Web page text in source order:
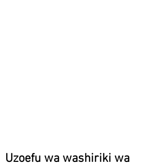
Uzoefu wa washiriki wa